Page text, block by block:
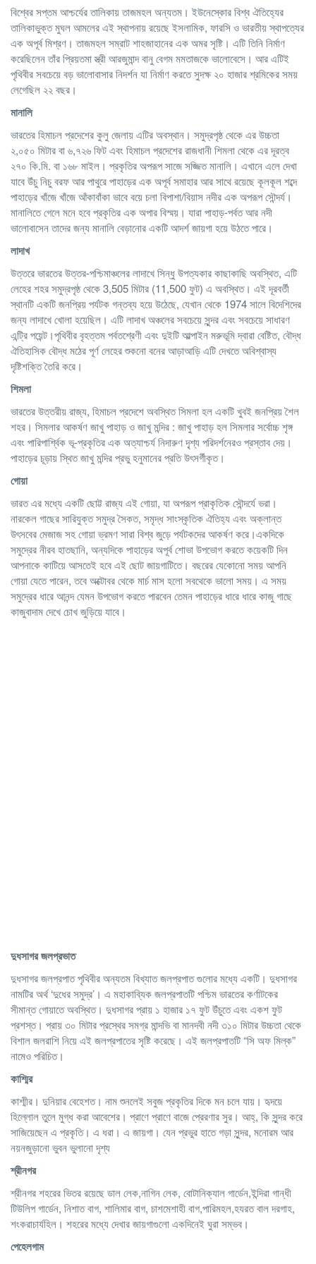
বিশ্বের সপ্তম আশ্চর্যের তালিকায় তাজমহল অন্যতম। ইউনেস্কোর বিশ্ব ঐতিহ্যের
তালিকাভুক্ত মুঘল আমলের এই স্থাপনায় রয়েছে ইসলামিক, ফারসি ও ভারতীয় স্থাপত্যের
এক অপূর্ব মিশ্রণ। তাজমহল সম্রাট শাহজাহানের এক অমর সৃষ্টি। এটি তিনি নির্মাণ
করেছিলেন তাঁর প্রিয়তমা স্ত্রী আরজুমান্দ বানু বেগম মমতাজকে ভালোবেসে। আর এটিই
পৃথিবীর সবচেয়ে বড় ভালোবাসার নিদর্শন যা নির্মাণ করতে সুদক্ষ ২০ হাজার শ্রমিকের সময়
লেগেছিল ২২ বছর।
মানালি
ভারতের হিমাচল প্রদেশের কুলু জেলায় এটির অবস্থান। সমুদ্রপৃষ্ঠ থেকে এর উচ্চতা
২,০৫০ মিটার বা ৬,৭২৬ ফিট এবং হিমাচল প্রদেশের রাজধানী শিমলা থেকে এর দূরত্ব
২৭০ কি.মি. বা ১৬৮ মাইল। প্রকৃতির অপরূপ সাজে সজ্জিত মানালি। এখানে এলে দেখা
যাবে উঁচু নিচু বরফ আর পাথুরে পাহাড়ের এক অপূর্ব সমাহার আর সাথে রয়েছে কূলকূল শব্দে
পাহাড়ের খাঁজে খাঁজে আঁকাবাঁকা ভাবে বয়ে চলা বিপাশা/বিয়াস নদীর এক অপরূপ সৌন্দর্য।
মানালিতে গেলে মনে হবে প্রকৃতির এক অপার বিস্ময়। যারা পাহাড়-পর্বত আর নদী
ভালোবাসেন তাদের জন্য মানালি বেড়ানোর একটি আদর্শ জায়গা হয়ে উঠতে পারে।
লাদাখ
উত্তরে ভারতের উত্তর-পশ্চিমাঞ্চলের লাদাখে সিন্ধু উপত্যকার কাছাকাছি অবস্থিত, এটি
লেহের শহর সমুদ্রপৃষ্ঠ থেকে 3,505 মিটার (11,500 ফুট) এ অবস্থিত। এই দূরবর্তী
স্থানটি একটি জনপ্রিয় পর্যটক গন্তব্য হয়ে উঠেছে, যেখান থেকে 1974 সালে বিদেশিদের
জন্য লাদাখে খোলা হয়েছিল। এটি লাদাখ অঞ্চলের সবচেয়ে সুন্দর এবং সবচেয়ে সাধারণ
এন্ট্রি পয়েন্ট।পৃথিবীর বৃহত্তম পর্বতশ্রেণী এবং দুইটি আল্পাইন মরুভূমি দ্বারা বেষ্টিত, বৌদ্ধ
ঐতিহাসিক বৌদ্ধ মঠের পূর্ণ লেহের শুকনো বনের আড়াআড়ি এটি দেখতে অবিশ্বাস্য
দৃষ্টিশক্তি তৈরি করে।
শিমলা
ভারতের উত্তরীয় রাজ্য, হিমাচল প্রদেশে অবস্থিত সিমলা হল একটি খুবই জনপ্রিয় শৈল
শহর। সিমলার আকর্ষণ জাখু পাহাড় ও জাখু মন্দির : জাখু পাহাড় হল সিমলার সর্বোচ্চ শৃঙ্গ
এবং পারিপার্শ্বিক ভূ-প্রকৃতির এক অত্যাশ্চর্য নিদারুণ দৃ্শ্য পরিদর্শনেরও প্রস্তাব দেয়।
পাহাড়ের চূড়ায় স্থিত জাখু মন্দির প্রভু হনুমানের প্রতি উৎসর্গীকৃত।
গোয়া
ভারত এর মধ্যে একটি ছোট্ট রাজ্য এই গোয়া, যা অপরূপ প্রাকৃতিক সৌন্দর্যে ভরা।
নারকেল গাছের সারিযুক্ত সমুদ্র সৈকত, সমৃদ্ধ সাংস্কৃতিক ঐতিহ্য এবং অক্লান্ত
উৎসবের মেজাজ সহ গোয়া ভ্রমণ সারা বিশ্ব জুড়ে পর্যটকদের আকর্ষণ করে।একদিকে
সমুদ্রের নীরব হাতছানি, অন্যদিকে পাহাড়ের অপূর্ব শোভা উপভোগ করতে কয়েকটি দিন
আপনাকে কাটিয়ে আসতেই হবে এই ছোট জায়গাটিতে। বছরের যেকোনো সময় আপনি
গোয়া যেতে পারেন, তবে অক্টোবর থেকে মার্চ মাস হলো সবথেকে ভালো সময়। এ সময়
সমুদ্রের ধারে আনন্দ যেমন উপভোগ করতে পারবেন তেমন পাহাড়ের ধারে ধারে কাজু গাছে
কাজুবাদাম দেখে চোখ জুড়িয়ে যাবে।
দুধসাগরজলপ্রভাত
দুধসাগর জলপ্রপাত পৃথিবীর অন্যতম বিখ্যাত জলপ্রপাত গুলোর মধ্যে একটি। দুধসাগর
নামটির অর্থ ‘দুধের সমুদ্র’। এ মহাকাব্যিক জলপ্রপাতটি পশ্চিম ভারতের কর্ণাটকের
সীমান্ত গোয়াতে অবস্থিত। দুধসাগর প্রায় ১ হাজার ১৭ ফুট উঁচুতে এবং একশ ফুট
প্রশস্ত। প্রায় ৩০ মিটার প্রস্থের সমগ্র মান্দভি বা মানদবী নদী ৩১০ মিটার উচ্চতা থেকে
বিশাল জলরাশি নিয়ে এই জলপ্রপাতের সৃষ্টি করেছে। এই জলপ্রপাতটি “সি অফ মিল্ক”
নামেও পরিচিত।
কাশ্মির
কাশ্মীর। দুনিয়ার বেহেশত। নাম শুনলেই সবুজ প্রকৃতির দিকে মন চলে যায়। হৃদয়ে
হিল্লোল তুলে মুগ্ধ করা আবেশের। প্রাণে প্রাণে বাজে প্রেরণার সুর। আহ্, কি সুন্দর করে
সাজিয়েছেন এ প্রকৃতি। এ ধরা। এ জায়গা। যেন প্রভুর হাতে গড়া সুন্দর, মনোরম আর
নয়নজুড়ানো ভুবন ভুলানো দৃশ্য
শ্রীনগর
শ্রীনগর শহরের ভিতর রয়েছে ডাল লেক,নাগিন লেক, বোটানিক্যাল গার্ডেন,ইন্দিরা গান্ধী
টিউলিপ গার্ডেন, নিশাত বাগ, শালিমার বাগ, চাশমেশাহী বাগ,পারিমহল,হযরত বাল দরগাহ,
শংকরাচার্যহিল। শহরের মধ্যে দেখার জায়গাগুলো একদিনেই ঘুরা সম্ভব।
পেহেলগাম